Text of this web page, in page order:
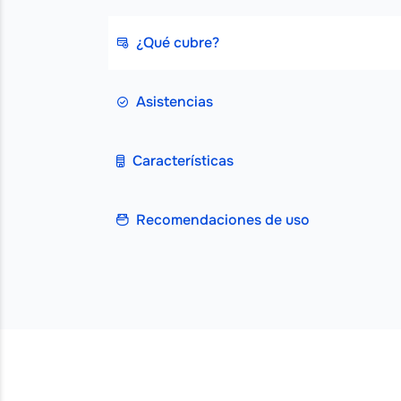
¿Qué cubre?
Asistencias
Características
Recomendaciones de uso